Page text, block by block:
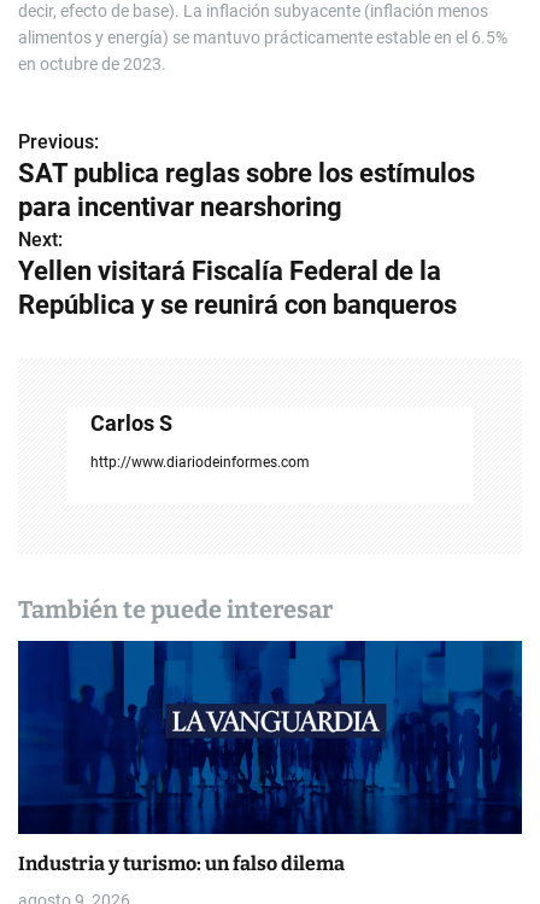
decir, efecto de base). La inflación subyacente (inflación menos
alimentos y energía) se mantuvo prácticamente estable en el 6.5%
en octubre de 2023.
N
a
v
e
d
r
Previous:
SAT publica reglas sobre los estímulos
para incentivar nearshoring
Next:
Yellen visitará Fiscalía Federal de la
República y se reunirá con banqueros
Carlos S
http://www.diariodeinformes.com
También te puede interesar
Industria y turismo: un falso dilema